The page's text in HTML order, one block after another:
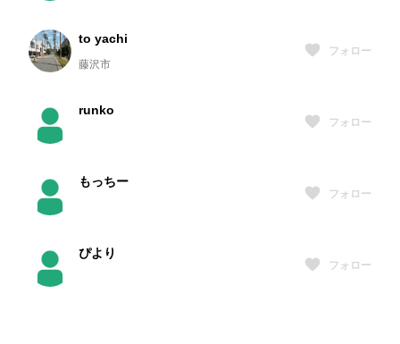
to yachi
藤沢市
フォロー
runko
フォロー
もっちー
フォロー
ぴより
フォロー